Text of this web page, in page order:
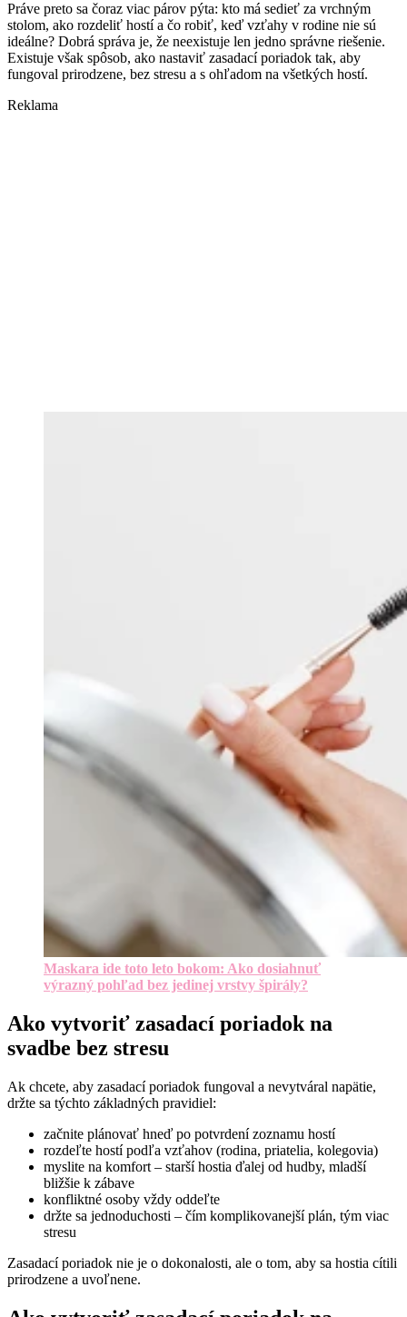
Práve preto sa čoraz viac párov pýta: kto má sedieť za vrchným
stolom, ako rozdeliť hostí a čo robiť, keď vzťahy v rodine nie sú
ideálne? Dobrá správa je, že neexistuje len jedno správne riešenie.
Existuje však spôsob, ako nastaviť zasadací poriadok tak, aby
fungoval prirodzene, bez stresu a s ohľadom na všetkých hostí.
Reklama
Maskara ide toto leto bokom: Ako dosiahnuť
výrazný pohľad bez jedinej vrstvy špirály?
Ako vytvoriť zasadací poriadok na
svadbe bez stresu
Ak chcete, aby zasadací poriadok fungoval a nevytváral napätie,
držte sa týchto základných pravidiel:
začnite plánovať hneď po potvrdení zoznamu hostí
rozdeľte hostí podľa vzťahov (rodina, priatelia, kolegovia)
myslite na komfort – starší hostia ďalej od hudby, mladší
bližšie k zábave
konfliktné osoby vždy oddeľte
držte sa jednoduchosti – čím komplikovanejší plán, tým viac
stresu
Zasadací poriadok nie je o dokonalosti, ale o tom, aby sa hostia cítili
prirodzene a uvoľnene.